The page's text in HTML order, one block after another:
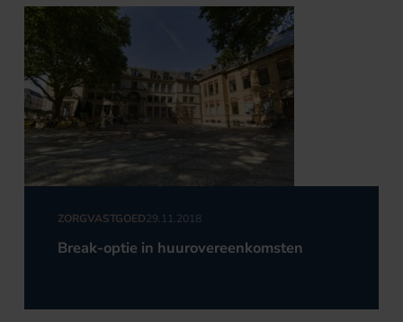
ZORGVASTGOED29.11.2018
Break-optie in huurovereenkomsten